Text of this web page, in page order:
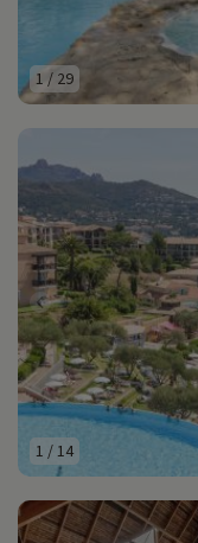
1 / 29
1 /14